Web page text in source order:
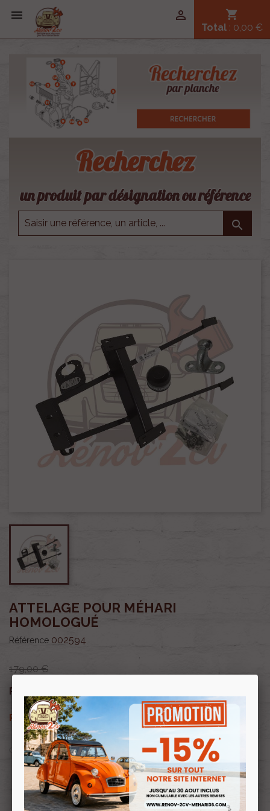
 shopping_cart
Total : 0,00 €

Recherchez
un produit par désignation ou référence

ATTELAGE POUR MÉHARI
HOMOLOGUÉ
Référence 002594
179,00 €
Prix public :
Prix clubRenov 2cv:152,15 €TTC
OU PAYER EN
Profitez de prix remisés
avec la Carte clubRenov 2cv